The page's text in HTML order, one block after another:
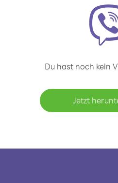
Du hast noch kein
Jetzt